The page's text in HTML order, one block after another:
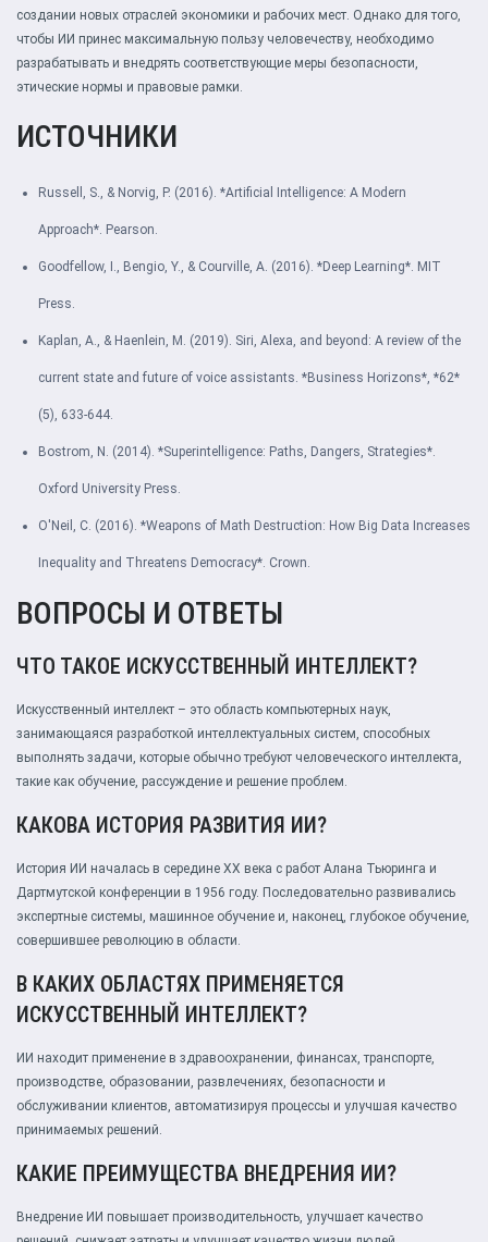
создании новых отраслей экономики и рабочих мест. Однако для того,
чтобы ИИ принес максимальную пользу человечеству, необходимо
разрабатывать и внедрять соответствующие меры безопасности,
этические нормы и правовые рамки.
ИСТОЧНИКИ
Russell, S., & Norvig, P. (2016). *Artificial Intelligence: A Modern
Approach*. Pearson.
Goodfellow, I., Bengio, Y., & Courville, A. (2016). *Deep Learning*. MIT
Press.
Kaplan, A., & Haenlein, M. (2019). Siri, Alexa, and beyond: A review of the
current state and future of voice assistants. *Business Horizons*, *62*
(5), 633-644.
Bostrom, N. (2014). *Superintelligence: Paths, Dangers, Strategies*.
Oxford University Press.
O'Neil, C. (2016). *Weapons of Math Destruction: How Big Data Increases
Inequality and Threatens Democracy*. Crown.
ВОПРОСЫ И ОТВЕТЫ
ЧТО ТАКОЕ ИСКУССТВЕННЫЙ ИНТЕЛЛЕКТ?
Искусственный интеллект – это область компьютерных наук,
занимающаяся разработкой интеллектуальных систем, способных
выполнять задачи, которые обычно требуют человеческого интеллекта,
такие как обучение, рассуждение и решение проблем.
КАКОВА ИСТОРИЯ РАЗВИТИЯ ИИ?
История ИИ началась в середине XX века с работ Алана Тьюринга и
Дартмутской конференции в 1956 году. Последовательно развивались
экспертные системы, машинное обучение и, наконец, глубокое обучение,
совершившее революцию в области.
В КАКИХ ОБЛАСТЯХ ПРИМЕНЯЕТСЯ
ИСКУССТВЕННЫЙ ИНТЕЛЛЕКТ?
ИИ находит применение в здравоохранении, финансах, транспорте,
производстве, образовании, развлечениях, безопасности и
обслуживании клиентов, автоматизируя процессы и улучшая качество
принимаемых решений.
КАКИЕ ПРЕИМУЩЕСТВА ВНЕДРЕНИЯ ИИ?
Внедрение ИИ повышает производительность, улучшает качество